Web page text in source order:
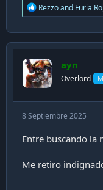
R
e
c
t
o
n
s
Rezzoand Furia
ayn
Overlord
8 Septiembre 2025
Entre buscando la
Me retiro